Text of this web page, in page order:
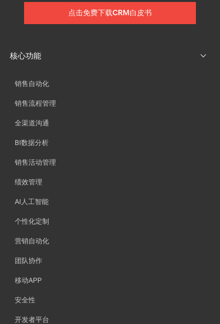
点击免费下载CRM白皮书
核心功能
销售自动化
销售流程管理
全渠道沟通
BI数据分析
销售活动管理
绩效管理
AI人工智能
个性化定制
营销自动化
团队协作
移动APP
安全性
开发者平台